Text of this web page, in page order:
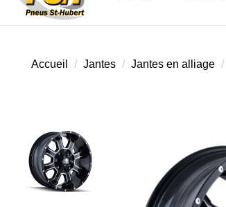
Accueil Jantes Jantes en alliage